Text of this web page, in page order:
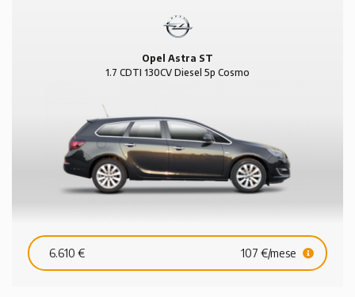
Opel Astra ST
1.7 CDTI 130CV Diesel 5p Cosmo
6.610 € 107 €/mese